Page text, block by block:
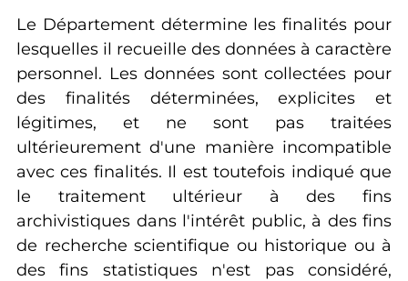
Le Département détermine les finalités pour
lesquelles il recueille des données à caractère
personnel. Les données sont collectées pour
des finalités déterminées, explicites et
légitimes, et ne sont pas traitées
ultérieurement d'une manière incompatible
avec ces finalités. Il est toutefois indiqué que
le traitement ultérieur à des fins
archivistiques dans l'intérêt public, à des fins
de recherche scientifique ou historique ou à
des fins statistiques n'est pas considéré,